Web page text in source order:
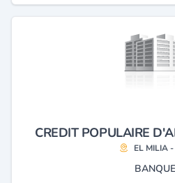
CREDIT POPULAIRE
EL MILIA -